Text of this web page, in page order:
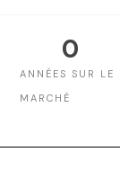
ANNÉES SUR LE
MARCHÉ
0